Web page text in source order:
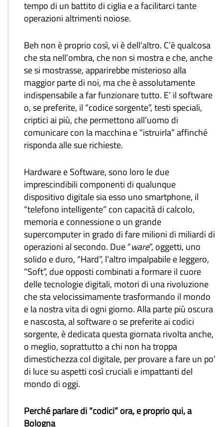
tempo di un battito di ciglia e a facilitarci tante
operazioni altrimenti noiose.
Beh non è proprio così, vi è dell’altro. C’è qualcosa
che sta nell’ombra, che non si mostra e che, anche
se si mostrasse, apparirebbe misterioso alla
maggior parte di noi, ma che è assolutamente
indispensabile a far funzionare tutto. E’ il software
o, se preferite, il “codice sorgente”, testi speciali,
criptici ai più, che permettono all’uomo di
comunicare con la macchina e “istruirla” affinché
risponda alle sue richieste.
Hardware e Software, sono loro le due
imprescindibili componenti di qualunque
dispositivo digitale sia esso uno smartphone, il
“telefono intelligente” con capacità di calcolo,
memoria e connessione o un grande
supercomputer in grado di fare milioni di miliardi di
operazioni al secondo. Due “ware”, oggetti, uno
solido e duro, “Hard”, l’altro impalpabile e leggero,
“Soft”, due opposti combinati a formare il cuore
delle tecnologie digitali, motori di una rivoluzione
che sta velocissimamente trasformando il mondo
e la nostra vita di ogni giorno. Alla parte più oscura
e nascosta, al software o se preferite ai codici
sorgente, è dedicata questa giornata rivolta anche,
o meglio, soprattutto a chi non ha troppa
dimestichezza col digitale, per provare a fare un po’
di luce su aspetti così cruciali e impattanti del
mondo di oggi.
Perché parlare di “codici” ora, e proprio qui, a
Bologna